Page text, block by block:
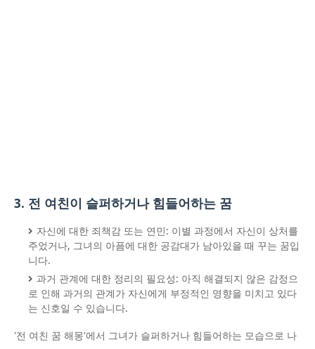
3. 전 여친이 슬퍼하거나 힘들어하는 꿈
자신에 대한 죄책감 또는 연민: 이별 과정에서 자신이 상처를
주었거나, 그녀의 아픔에 대한 공감대가 남아있을 때 꾸는 꿈입
니다.
과거 관계에 대한 정리의 필요성: 아직 해결되지 않은 감정으
로 인해 과거의 관계가 자신에게 부정적인 영향을 미치고 있다
는 신호일 수 있습니다.
'전 여친 꿈 해몽'에서 그녀가 슬퍼하거나 힘들어하는 모습으로 나